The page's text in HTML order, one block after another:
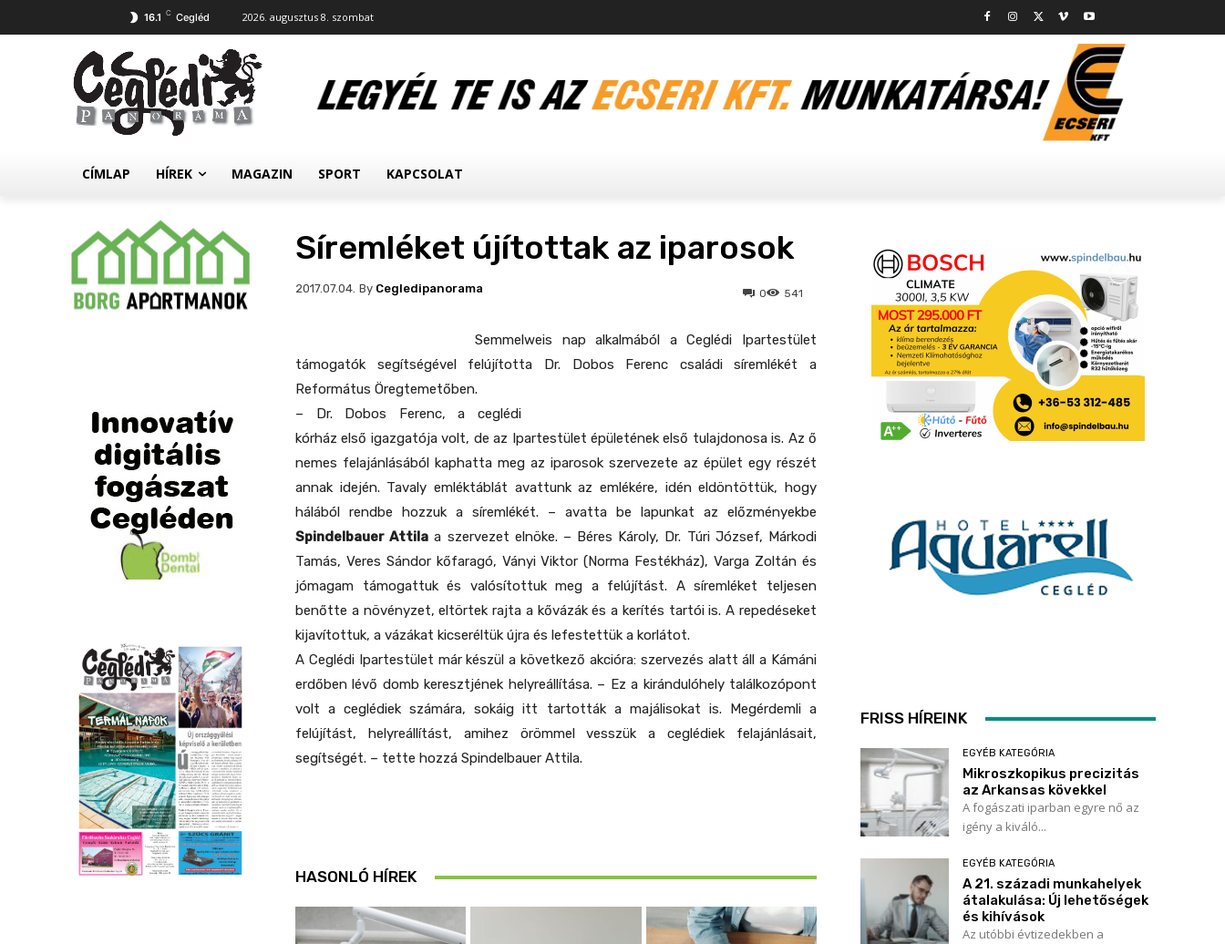
16.1 C Cegléd 2026. augusztus 8. szombat
CÍMLAP HÍREK MAGAZIN SPORT KAPCSOLAT
Síremléket újítottak az iparosok
2017.07.04. 541
0
By Cegledipanorama
Semmelweis nap alkalmából a Ceglédi Ipartestület
támogatók segítségével felújította Dr. Dobos Ferenc családi síremlékét a
Református Öregtemetőben.
– Dr. Dobos Ferenc, a ceglédi
kórház első igazgatója volt, de az Ipartestület épületének első tulajdonosa is. Az ő
nemes felajánlásából kaphatta meg az iparosok szervezete az épület egy részét
annak idején. Tavaly emléktáblát avattunk az emlékére, idén eldöntöttük, hogy
hálából rendbe hozzuk a síremlékét. – avatta be lapunkat az előzményekbe
Spindelbauer Attila a szervezet elnöke. – Béres Károly, Dr. Túri József, Márkodi
Tamás, Veres Sándor kőfaragó, Ványi Viktor (Norma Festékház), Varga Zoltán és
jómagam támogattuk és valósítottuk meg a felújítást. A síremléket teljesen
benőtte a növényzet, eltörtek rajta a kővázák és a kerítés tartói is. A repedéseket
kijavítottuk, a vázákat kicseréltük újra és lefestettük a korlátot.
A Ceglédi Ipartestület már készül a következő akcióra: szervezés alatt áll a Kámáni
erdőben lévő domb keresztjének helyreállítása. – Ez a kirándulóhely találkozópont
volt a ceglédiek számára, sokáig itt tartották a majálisokat is. Megérdemli a
felújítást, helyreállítást, amihez örömmel vesszük a ceglédiek felajánlásait,
segítségét. – tette hozzá Spindelbauer Attila.
HASONLÓ HÍREK
FRISS HÍREINK
EGYÉB KATEGÓRIA
Mikroszkopikus precizitás
az Arkansas kövekkel
A fogászati iparban egyre nő az
igény a kiváló...
EGYÉB KATEGÓRIA
A 21. századi munkahelyek
átalakulása: Új lehetőségek
és kihívások
Az utóbbi évtizedekben a